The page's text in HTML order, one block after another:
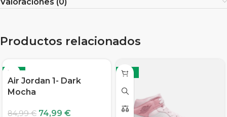
Valoraciones (0)
Productos relacionados
-12%
Air Jordan 1- Dark
Mocha
84,99€ 74,99 €
-12%